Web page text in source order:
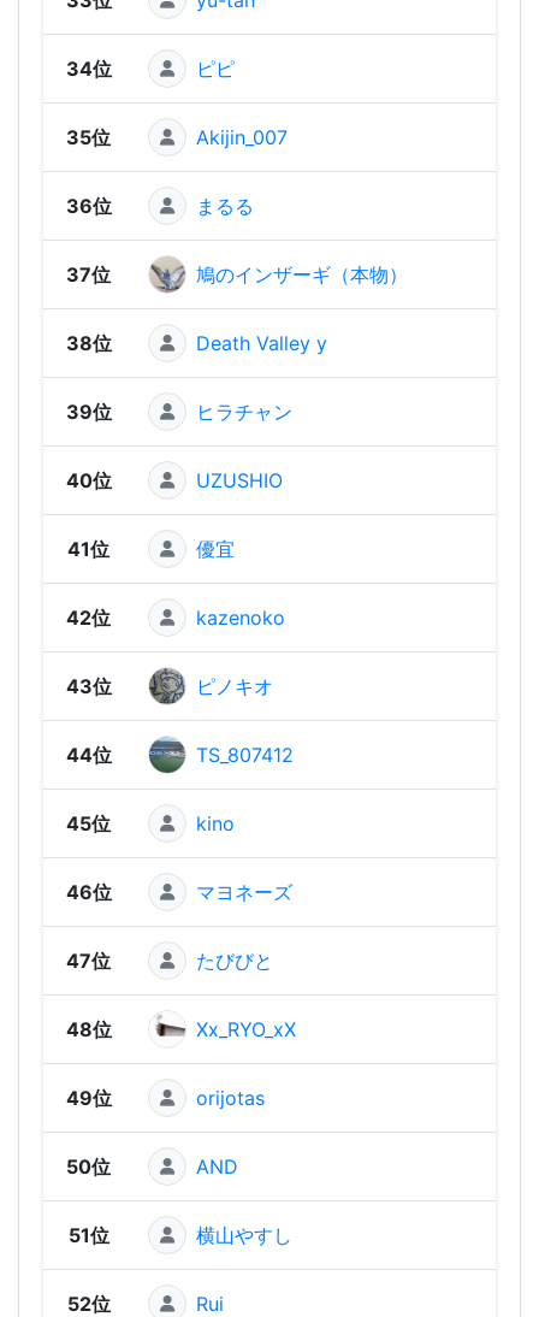
34位 ピピ
35位 Akijin_007
36位 まるる
37位 鳩のインザーギ（本物）
38位 Death Valley y
39位 ヒラチャン
40位 UZUSHIO
41位 優宜
42位 kazenoko
43位 ピノキオ
44位 TS_807412
45位 kino
46位 マヨネーズ
47位 たびびと
48位 Xx_RYO_xX
49位 orijotas
50位 AND
51位 横山やすし
52位 Rui